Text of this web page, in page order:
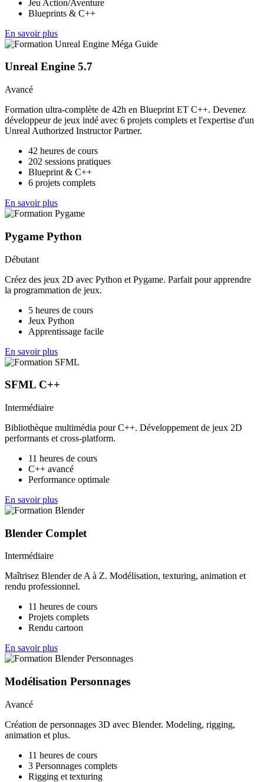
Jeu Action/Aventure
Blueprints & C++
En savoir plus
Unreal Engine 5.7
Avancé
Formation ultra-complète de 42h en Blueprint ET C++. Devenez
développeur de jeux indé avec 6 projets complets et l'expertise d'un
Unreal Authorized Instructor Partner.
42 heures de cours
202 sessions pratiques
Blueprint & C++
6 projets complets
En savoir plus
Pygame Python
Débutant
Créez des jeux 2D avec Python et Pygame. Parfait pour apprendre
la programmation de jeux.
5 heures de cours
Jeux Python
Apprentissage facile
En savoir plus
SFML C++
Intermédiaire
Bibliothèque multimédia pour C++. Développement de jeux 2D
performants et cross-platform.
11 heures de cours
C++ avancé
Performance optimale
En savoir plus
Blender Complet
Intermédiaire
Maîtrisez Blender de A à Z. Modélisation, texturing, animation et
rendu professionnel.
11 heures de cours
Projets complets
Rendu cartoon
En savoir plus
Modélisation Personnages
Avancé
Création de personnages 3D avec Blender. Modeling, rigging,
animation et plus.
11 heures de cours
3 Personnages complets
Rigging et texturing